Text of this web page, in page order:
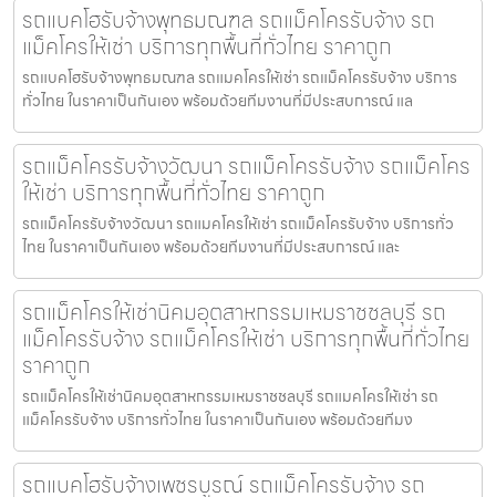
รถแบคโฮรับจ้างพุทธมณฑล รถแม็คโครรับจ้าง รถ
แม็คโครให้เช่า บริการทุกพื้นที่ทั่วไทย ราคาถูก
รถแบคโฮรับจ้างพุทธมณฑล รถแมคโครให้เช่า รถแม็คโครรับจ้าง บริการ
ทั่วไทย ในราคาเป็นกันเอง พร้อมด้วยทีมงานที่มีประสบการณ์ แล
รถแม็คโครรับจ้างวัฒนา รถแม็คโครรับจ้าง รถแม็คโคร
ให้เช่า บริการทุกพื้นที่ทั่วไทย ราคาถูก
รถแม็คโครรับจ้างวัฒนา รถแมคโครให้เช่า รถแม็คโครรับจ้าง บริการทั่ว
ไทย ในราคาเป็นกันเอง พร้อมด้วยทีมงานที่มีประสบการณ์ และ
รถแม็คโครให้เช่านิคมอุตสาหกรรมเหมราชชลบุรี รถ
แม็คโครรับจ้าง รถแม็คโครให้เช่า บริการทุกพื้นที่ทั่วไทย
ราคาถูก
รถแม็คโครให้เช่านิคมอุตสาหกรรมเหมราชชลบุรี รถแมคโครให้เช่า รถ
แม็คโครรับจ้าง บริการทั่วไทย ในราคาเป็นกันเอง พร้อมด้วยทีมง
รถแบคโฮรับจ้างเพชรบูรณ์ รถแม็คโครรับจ้าง รถ